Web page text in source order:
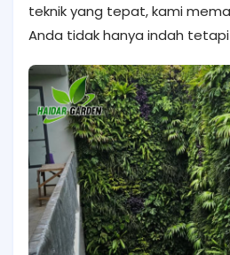
teknik yang tepat, kami
Anda tidak hanya indah